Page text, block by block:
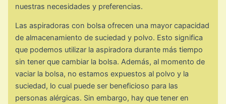
nuestras necesidades y preferencias.
Las aspiradoras con bolsa ofrecen una mayor capacidad
de almacenamiento de suciedad y polvo. Esto significa
que podemos utilizar la aspiradora durante más tiempo
sin tener que cambiar la bolsa. Además, al momento de
vaciar la bolsa, no estamos expuestos al polvo y la
suciedad, lo cual puede ser beneficioso para las
personas alérgicas. Sin embargo, hay que tener en